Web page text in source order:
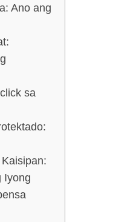
Ano ang
sa
Iyong